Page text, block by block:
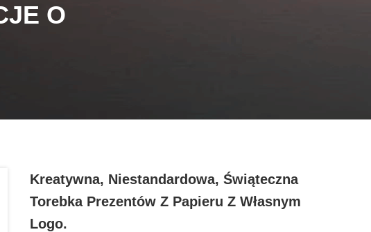
O
Kreatywna, Niestandardowa, Świąteczna
Torebka Prezentów Z Papieru Z Własnym
Logo.